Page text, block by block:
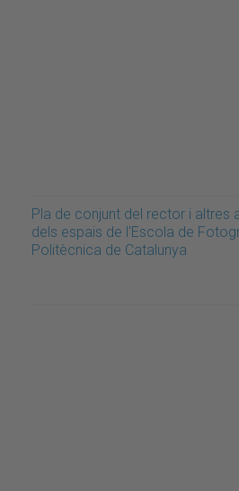
Pla de conjunt del rector i altres
dels espais de l'Escola de
Politècnica de Catalunya